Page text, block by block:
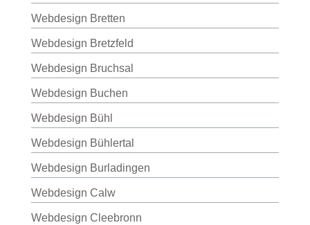
Webdesign Bretten
Webdesign Bretzfeld
Webdesign Bruchsal
Webdesign Buchen
Webdesign Bühl
Webdesign Bühlertal
Webdesign Burladingen
Webdesign Calw
Webdesign Cleebronn